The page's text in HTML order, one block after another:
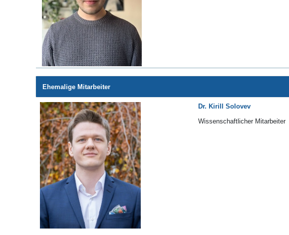
Ehemalige Mitarbeiter
Dr. Kirill Solovev
Wissenschaftlicher Mitarbeiter